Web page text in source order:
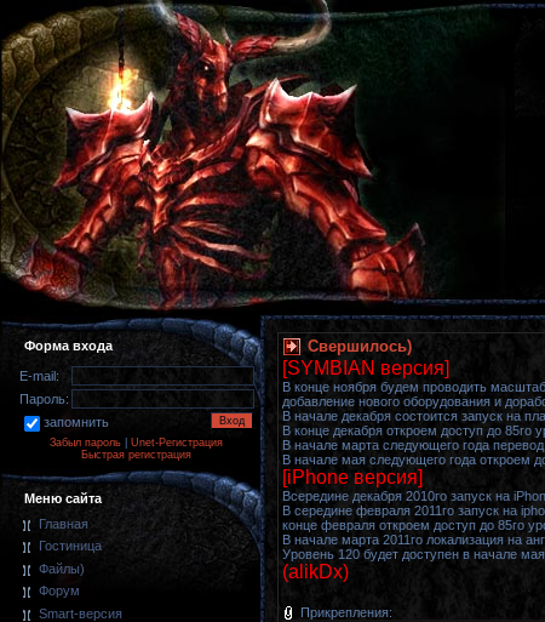
Форма входа
E-mail:
Пароль:
запомнить
Забыл пароль
Unet-Регистрация
Быстрая регистрация
Меню сайта
Главная
Гостиница
Файлы)
Форум
Smart-версия
Свершилось)
[SYMBIAN версия]
В конце ноября будем проводить
добавление нового оборудования и
В начале декабря состоится запуск на
В конце декабря откроем доступ до 85го
В начале марта следующего года
В начале мая следующего года откроем
[iPhone версия]
Всередине декабря 2010го запуск на
В середине февраля 2011го запуск на
конце февраля откроем доступ до 85го
В начале марта 2011го локализация на
Уровень 120 будет доступен в начале мая
(alikDx)
Прикрепления: